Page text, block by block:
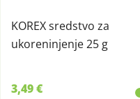
KOREX sredstvo za
ukoreninjenje 25 g
3,49 €